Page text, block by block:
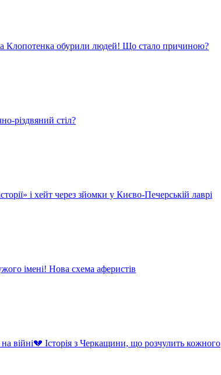
Клопотенка обурили людей! Що стало причиною?
різдвяний стіл?
і хейт через зйомки у Києво-Печерській лаврі
імені! Нова схема аферистів
війні💔 Історія з Черкащини, що розчулить кожного